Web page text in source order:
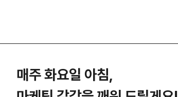
매주 화요일 아침,